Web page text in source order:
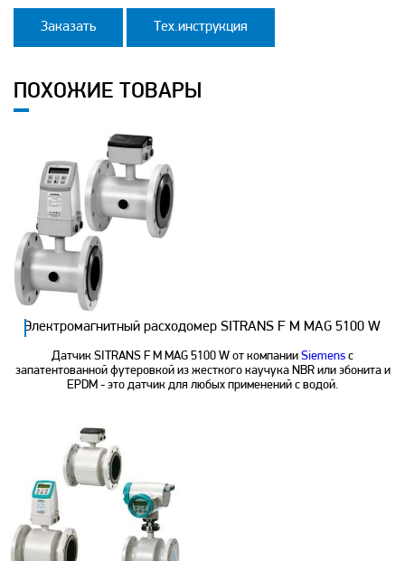
Заказать Тех.инструкция
ПОХОЖИЕ ТОВАРЫ
Электромагнитный расходомер SITRANS F M MAG 5100 W
Датчик SITRANS F M MAG 5100 W от компании Siemens с
запатентованной футеровкой из жесткого каучука NBR или эбонита и
EPDM - это датчик для любых применений с водой.